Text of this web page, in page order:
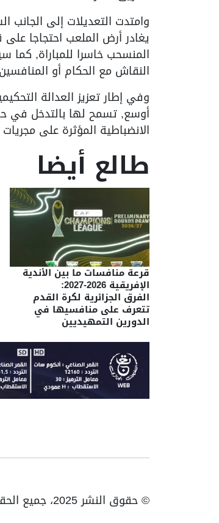
وامتدت التعديلات إلى
يغادر أرض الملعب احتجاجا
المنسحب خاسرا للمباراة, كما
النقاش مع الحكام أو
أوسع, تسمح لها بالتدخل في
الانضباطية المؤثرة على مجريات
طالع أيضا
قرعة منافسات ما بين الأندية
الإفريقية 2026-2027:
الفرق الجزائرية لكرة القدم
تتعرف على منافسيها في
الدورين التمهيديين
© حقوق النشر 2025، جميع الحقوق محفوظة ENTV | الهاتف: 023531010 | فاكس: 023531093 / 023531998